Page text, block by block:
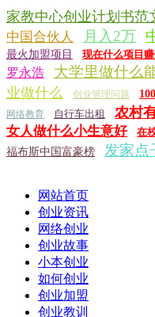
家教中心创业计划书范
中国合伙人 月入2万
最火加盟项目 现在什么项目
罗永浩 大学里做什么
业做什么
创业管理问题
网络教育 自行车出租 农村
女人做什么小生意好 在
福布斯中国富豪榜
发家点
网站首页
创业资讯
网络创业
创业故事
小本创业
如何创业
创业加盟
创业教训